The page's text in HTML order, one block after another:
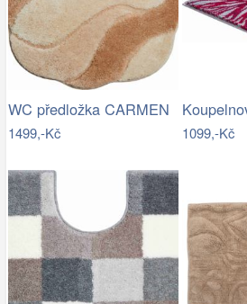
WC předložka CARMEN
1499,-Kč 1099,-Kč